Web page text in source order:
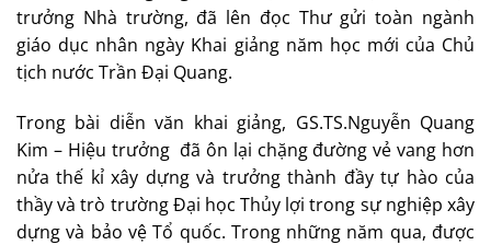
trưởng Nhà trường, đã lên đọc Thư gửi toàn ngành
giáo dục nhân ngày Khai giảng năm học mới của Chủ
tịch nước Trần Đại Quang.
Trong bài diễn văn khai giảng, GS.TS.Nguyễn Quang
Kim – Hiệu trưởng đã ôn lại chặng đường vẻ vang hơn
nửa thế kỉ xây dựng và trưởng thành đầy tự hào của
thầy và trò trường Đại học Thủy lợi trong sự nghiệp xây
dựng và bảo vệ Tổ quốc. Trong những năm qua, được